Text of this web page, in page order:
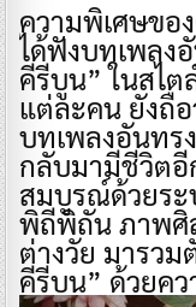
ความพิเศษขอ
ได้ฟังบทเพลง
คีรีบูน” ในสไ
แต่ละคน ยังถื
บทเพลงอันทร
กลับมามีชีวิตอี
สมบูรณ์ด้วยระ
พิถีพิถัน ภาพศิ
ต่างวัย มารวม
คีรีบูน” ด้วยค